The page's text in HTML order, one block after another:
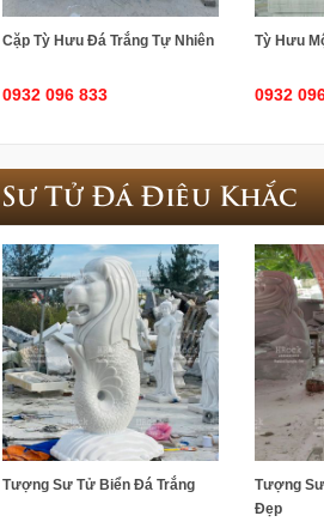
Cặp Tỳ Hưu Đá Trắng Tự Nhiên
0932 096 833
Tỳ Hưu
0932
Sư Tử Đá Điêu Khắc
Tượng Sư Tử Biển Đá Trắng
Tượng
Đẹp